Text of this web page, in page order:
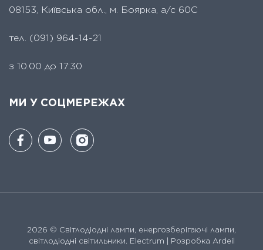
08153, Київська обл., м. Боярка, а/с 60С
тел. (091) 964-14-21
з 10.00 до 17:30
МИ У СОЦМЕРЕЖАХ
2026 © Світлодіодні лампи, енергозберігаючі лампи,
світлодіодні світильники. Electrum | Розробка Ardeil